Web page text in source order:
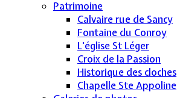
Patrimoine
Calvaire rue de Sancy
Fontaine du Conroy
L'église St Léger
Croix de la Passion
Historique des cloches
Chapelle Ste Appoline